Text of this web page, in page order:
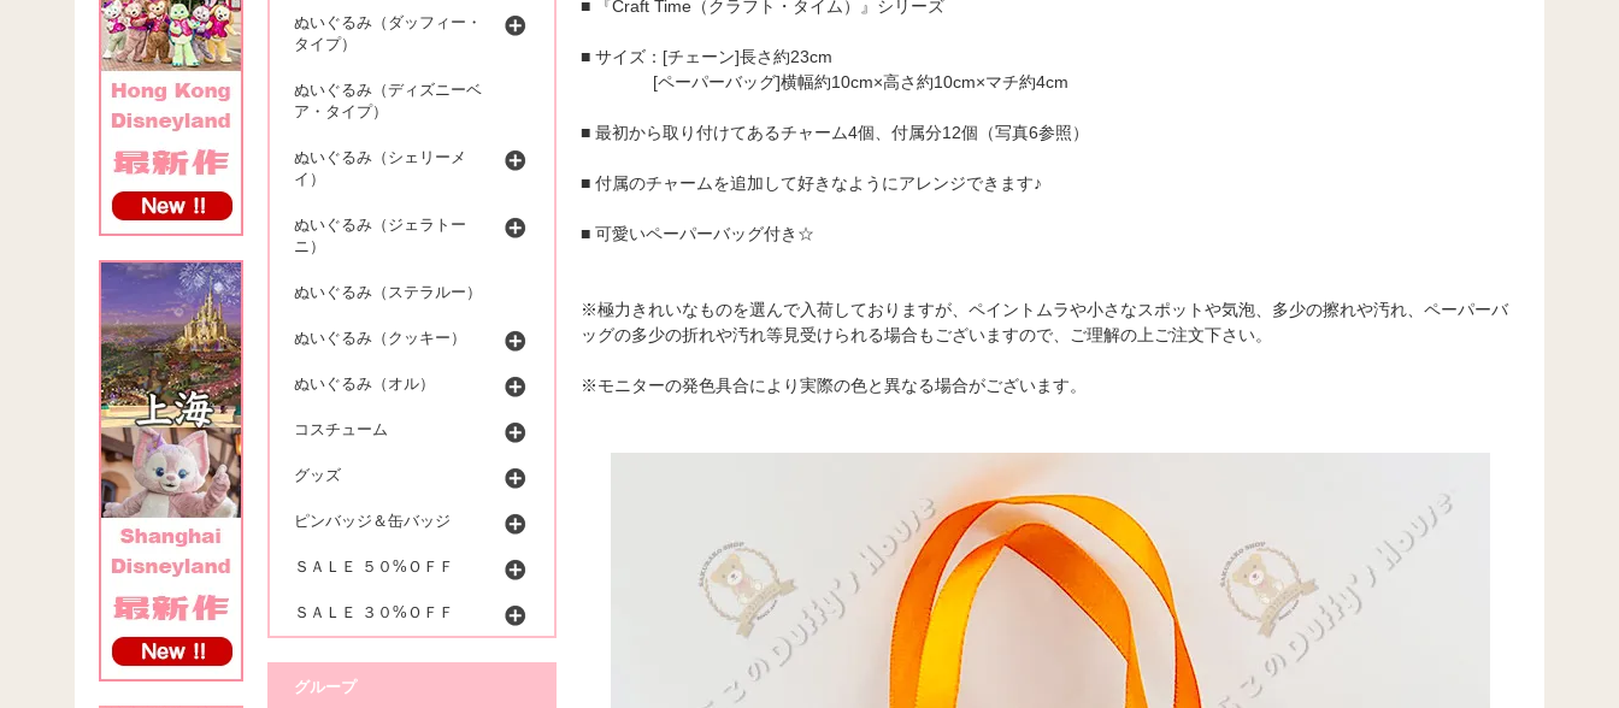
■ 『Craft Time（クラフト・タイム）』シリーズ
■ サイズ：[チェーン]長さ約23cm
[ペーパーバッグ]横幅約10cm×高さ約10cm×マチ約4cm
■ 最初から取り付けてあるチャーム4個、付属分12個（写真6参照）
■ 付属のチャームを追加して好きなようにアレンジできます♪
■ 可愛いペーパーバッグ付き☆
※極力きれいなものを選んで入荷しておりますが、ペイントムラや小さなスポットや気泡、多少の擦れや汚れ、ペーパーバ
ッグの多少の折れや汚れ等見受けられる場合もございますので、ご理解の上ご注文下さい。
※モニターの発色具合により実際の色と異なる場合がございます。
ぬいぐるみ（ダッフィー・
タイプ）
ぬいぐるみ（ディズニーベ
ア・タイプ）
ぬいぐるみ（シェリーメ
イ）
ぬいぐるみ（ジェラトー
ニ）
ぬいぐるみ（ステラルー）
ぬいぐるみ（クッキー）
ぬいぐるみ（オル）
コスチューム
グッズ
ピンバッジ＆缶バッジ
ＳＡＬＥ ５０%ＯＦＦ
ＳＡＬＥ ３０%ＯＦＦ
グループ